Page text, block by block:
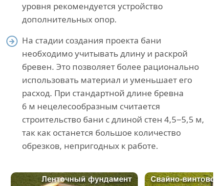
уровня рекомендуется устройство
дополнительных опор.
На стадии создания проекта бани
необходимо учитывать длину и раскрой
бревен. Это позволяет более рационально
использовать материал и уменьшает его
расход. При стандартной длине бревна
6 м нецелесообразным считается
строительство бани с длиной стен 4,5−5,5 м,
так как останется большое количество
обрезков, непригодных к работе.